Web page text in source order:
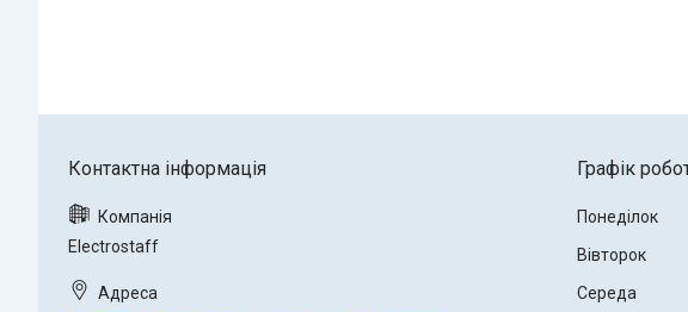
Electrostaff
Графік
Понеділок
Вівторок
Середа